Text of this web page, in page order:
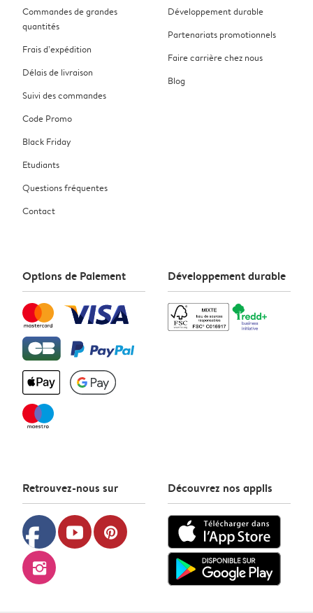
Commandes de grandes
quantités
Frais d’expédition
Délais de livraison
Suivi des commandes
Code Promo
Black Friday
Etudiants
Questions fréquentes
Contact
Développement durable
Partenariats promotionnels
Faire carrière chez nous
Blog
Options de Paiement Développement durable
Retrouvez-nous sur
facebook youtube pinterest
instagram
Découvrez nos applis